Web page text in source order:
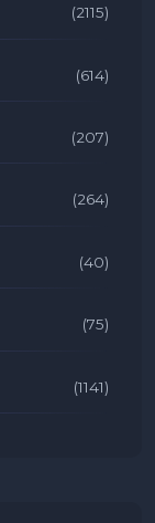
(2115)
(614)
(207)
(264)
(40)
(75)
(1141)